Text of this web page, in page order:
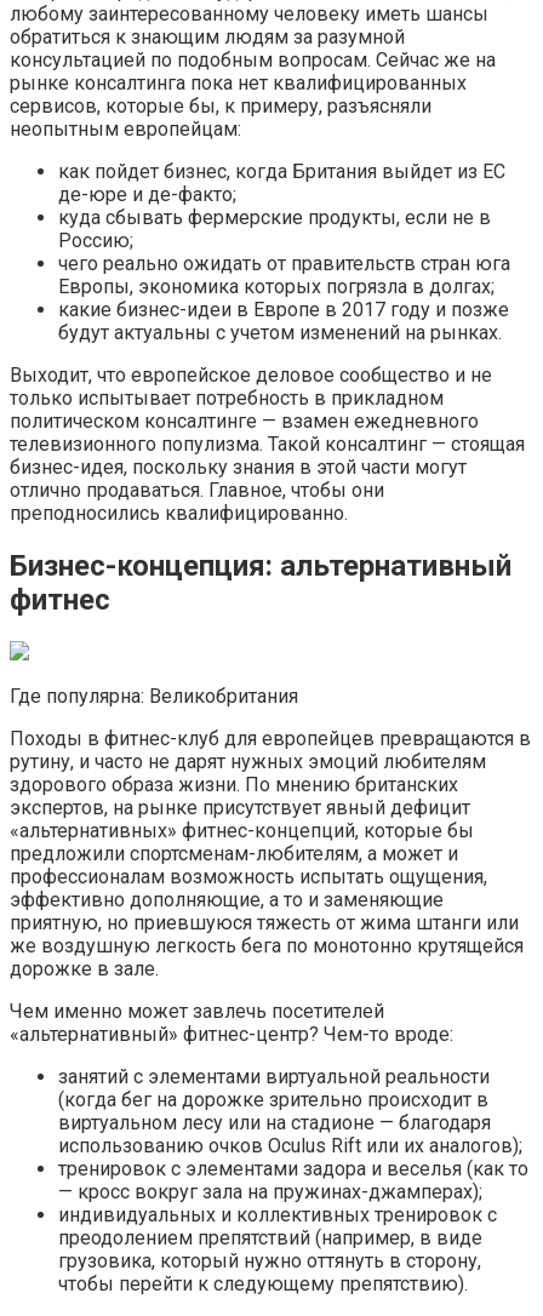
любому заинтересованному человеку иметь шансы
обратиться к знающим людям за разумной
консультацией по подобным вопросам. Сейчас же на
рынке консалтинга пока нет квалифицированных
сервисов, которые бы, к примеру, разъясняли
неопытным европейцам:
как пойдет бизнес, когда Британия выйдет из ЕС
де-юре и де-факто;
куда сбывать фермерские продукты, если не в
Россию;
чего реально ожидать от правительств стран юга
Европы, экономика которых погрязла в долгах;
какие бизнес-идеи в Европе в 2017 году и позже
будут актуальны с учетом изменений на рынках.
Выходит, что европейское деловое сообщество и не
только испытывает потребность в прикладном
политическом консалтинге — взамен ежедневного
телевизионного популизма. Такой консалтинг — стоящая
бизнес-идея, поскольку знания в этой части могут
отлично продаваться. Главное, чтобы они
преподносились квалифицированно.
Бизнес-концепция: альтернативный
фитнес
Где популярна: Великобритания
Походы в фитнес-клуб для европейцев превращаются в
рутину, и часто не дарят нужных эмоций любителям
здорового образа жизни. По мнению британских
экспертов, на рынке присутствует явный дефицит
«альтернативных» фитнес-концепций, которые бы
предложили спортсменам-любителям, а может и
профессионалам возможность испытать ощущения,
эффективно дополняющие, а то и заменяющие
приятную, но приевшуюся тяжесть от жима штанги или
же воздушную легкость бега по монотонно крутящейся
дорожке в зале.
Чем именно может завлечь посетителей
«альтернативный» фитнес-центр? Чем-то вроде:
занятий с элементами виртуальной реальности
(когда бег на дорожке зрительно происходит в
виртуальном лесу или на стадионе — благодаря
использованию очков Oculus Rift или их аналогов);
тренировок с элементами задора и веселья (как то
— кросс вокруг зала на пружинах-джамперах);
индивидуальных и коллективных тренировок с
преодолением препятствий (например, в виде
грузовика, который нужно оттянуть в сторону,
чтобы перейти к следующему препятствию).